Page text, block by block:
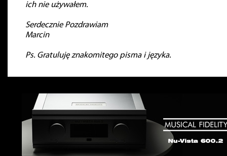
ich nie używałem.
Serdecznie Pozdrawiam
Marcin
Ps. Gratuluję znakomitego pisma i języka.